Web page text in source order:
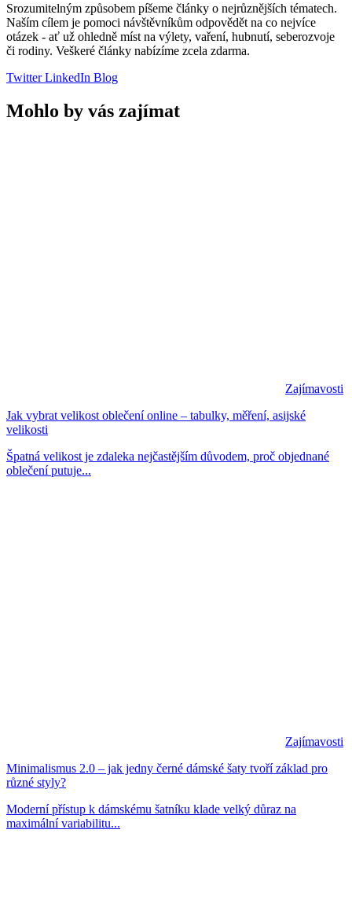
Srozumitelným způsobem píšeme články o nejrůznějších tématech.
Naším cílem je pomoci návštěvníkům odpovědět na co nejvíce
otázek - ať už ohledně míst na výlety, vaření, hubnutí, seberozvoje
či rodiny. Veškeré články nabízíme zcela zdarma.
TwitterLinkedIn Blog
Mohlo by vás zajímat
Zajímavosti
Jak vybrat velikost oblečení online – tabulky, měření, asijské
velikosti
Špatná velikost je zdaleka nejčastějším důvodem, proč objednané
oblečení putuje...
Zajímavosti
Minimalismus 2.0 – jak jedny černé dámské šaty tvoří základ pro
různé styly?
Moderní přístup k dámskému šatníku klade velký důraz na
maximální variabilitu...